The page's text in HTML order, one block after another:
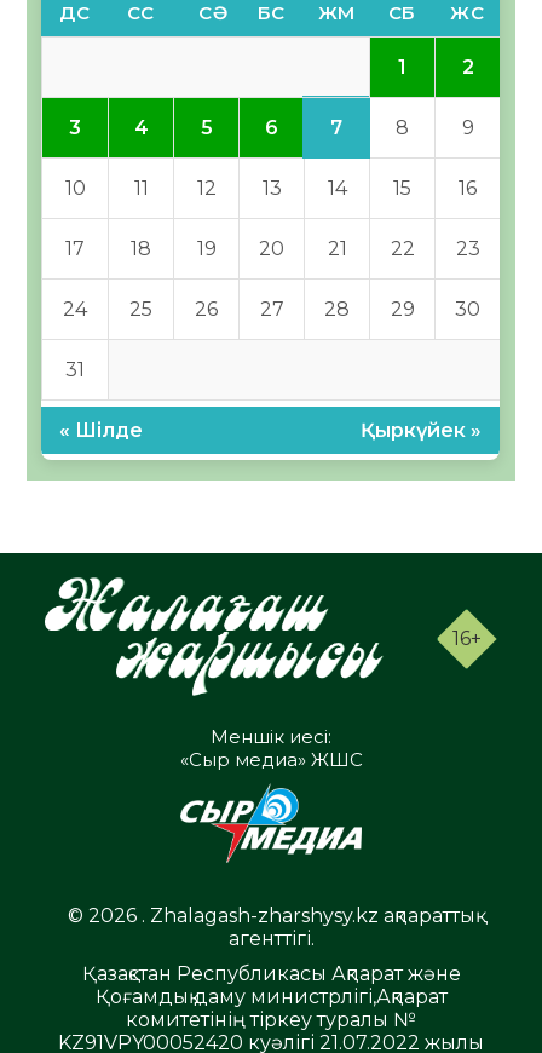
ДС СС СӘ БС ЖМ СБ ЖС
1 2
3 4 5 6 7 8 9
10 11 12 13 14 15 16
17 18 19 20 21 22 23
24 25 26 27 28 29 30
31
« Шілде Қыркүйек »
16+
Меншік иесі:
«Сыр медиа» ЖШС
© 2026 . Zhalagash-zharshysy.kz ақпараттық
агенттігі.
Қазақстан Республикасы Ақпарат және
Қоғамдық даму министрлігі,Ақпарат
комитетінің тіркеу туралы №
KZ91VPY00052420 куәлігі 21.07.2022 жылы